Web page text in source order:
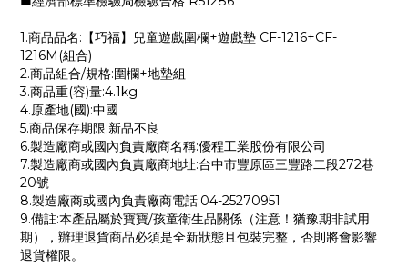
1.商品品名:【巧福】兒童遊戲圍欄+遊戲墊 CF-1216+CF-
1216M(組合)
2.商品組合/規格:圍欄+地墊組
3.商品重(容)量:4.1kg
4.原產地(國):中國
5.商品保存期限:新品不良
6.製造廠商或國內負責廠商名稱:優程工業股份有限公司
7.製造廠商或國內負責廠商地址:台中市豐原區三豐路二段272巷
20號
8.製造廠商或國內負責廠商電話:04-25270951
9.備註:本產品屬於寶寶/孩童衛生品關係（注意！猶豫期非試用
期），辦理退貨商品必須是全新狀態且包裝完整，否則將會影響
退貨權限。